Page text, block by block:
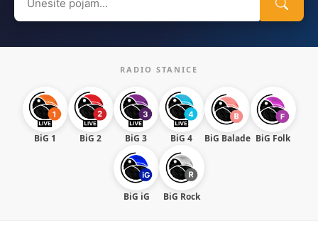
for:
RADIO STANICE
BiG 1 BiG 2 BiG 3 BiG 4 BiG Balade BiG Folk
BiG iG BiG Rock